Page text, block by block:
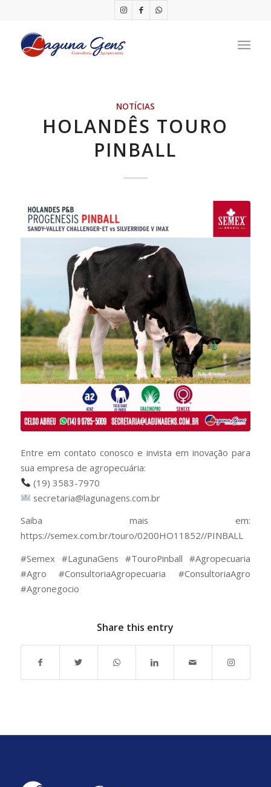
NOTÍCIAS
HOLANDÊS TOURO
PINBALL
Entre em contato conosco e invista em inovação para
sua empresa de agropecuária:
(19) 3583-7970
secretaria@lagunagens.com.br
Saiba mais em:
https://semex.com.br/touro/0200HO11852//PINBALL
#Semex #LagunaGens #TouroPinball #Agropecuaria
#Agro #ConsultoriaAgropecuaria #ConsultoriaAgro
#Agronegocio
Share this entry